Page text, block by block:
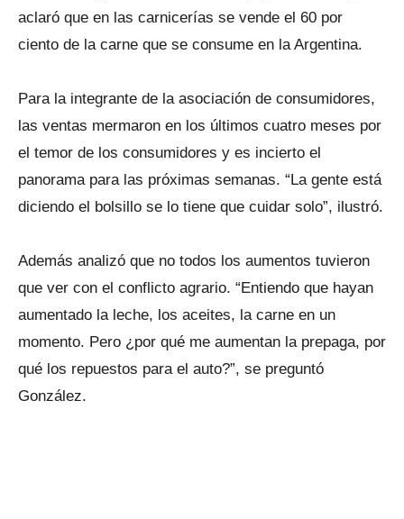
aclaró que en las carnicerías se vende el 60 por
ciento de la carne que se consume en la Argentina.
Para la integrante de la asociación de consumidores,
las ventas mermaron en los últimos cuatro meses por
el temor de los consumidores y es incierto el
panorama para las próximas semanas. “La gente está
diciendo el bolsillo se lo tiene que cuidar solo”, ilustró.
Además analizó que no todos los aumentos tuvieron
que ver con el conflicto agrario. “Entiendo que hayan
aumentado la leche, los aceites, la carne en un
momento. Pero ¿por qué me aumentan la prepaga, por
qué los repuestos para el auto?”, se preguntó
González.